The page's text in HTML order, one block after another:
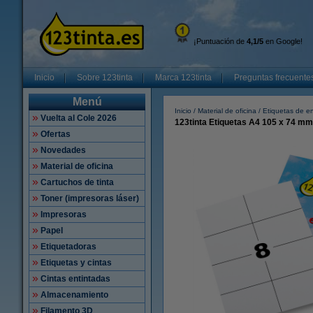
¡Puntuación de 4,1/5 en Google!
Inicio Sobre 123tinta Marca 123tinta Preguntas
Menú
Vuelta al Cole 2026
Ofertas
Novedades
Material de oficina
Cartuchos de tinta
Toner (impresoras láser)
Impresoras
Papel
Etiquetadoras
Etiquetas y cintas
Cintas entintadas
Almacenamiento
Filamento 3D
Inicio Material de oficina Etiquetas de
123tinta Etiquetas A4 105 x 74